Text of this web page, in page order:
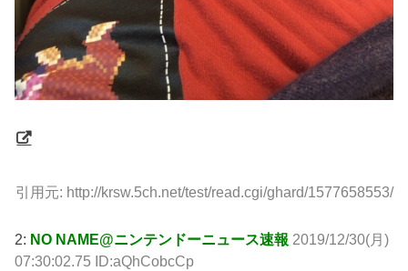
引用元: http://krsw.5ch.net/test/read.cgi/ghard/1577658553/
2: NO NAME@ニンテンドーニュース速報 2019/12/30(月)
07:30:02.75 ID:aQhCobcCp